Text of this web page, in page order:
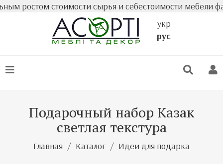
стоимости сырья и себестоимости мебели
укр
рус
Подарочный набор Казак
светлая текстура
Главная Каталог Идеи для подарка